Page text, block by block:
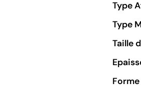
Type
Type
Taille